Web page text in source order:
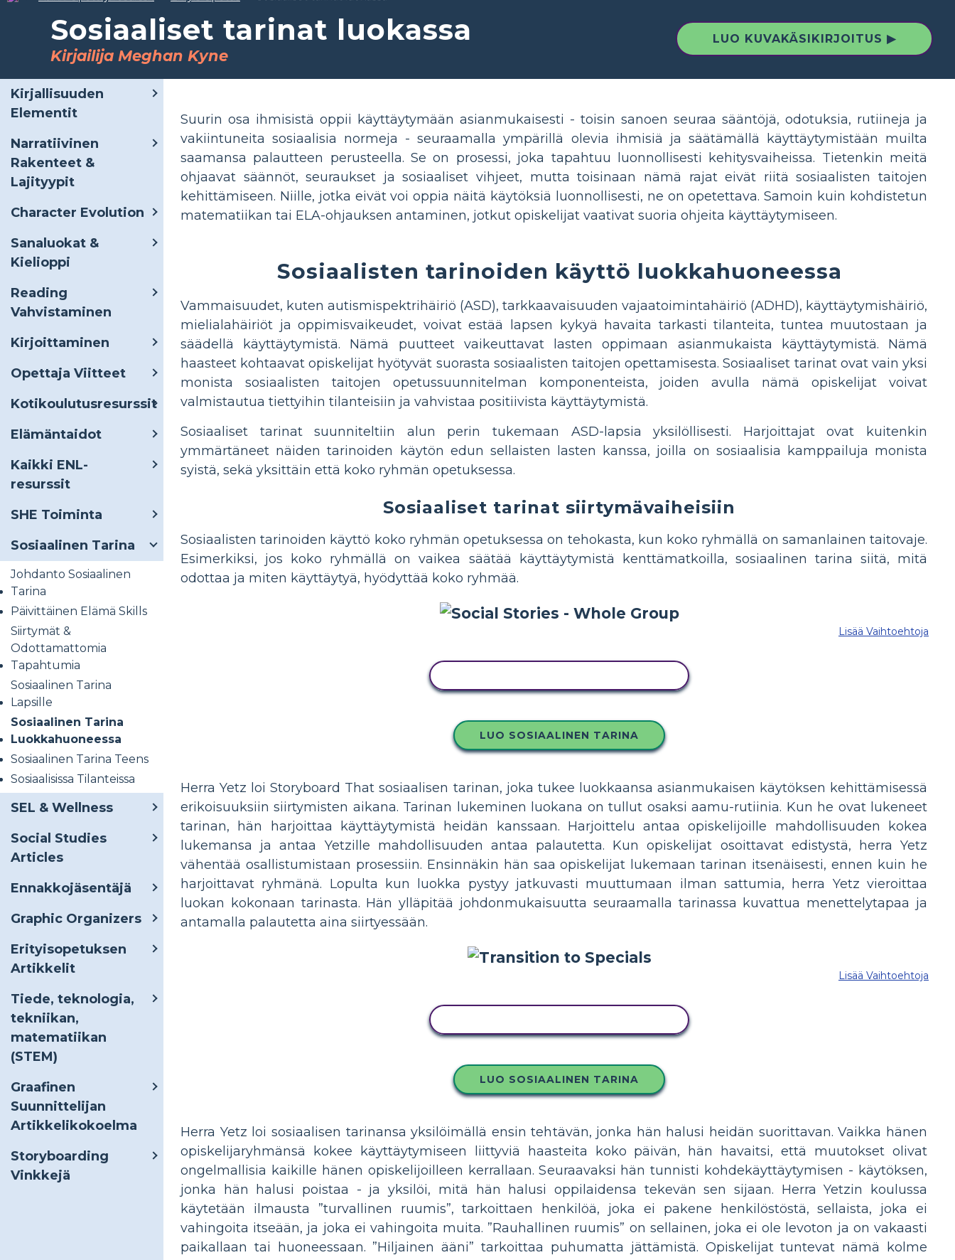
Sosiaaliset tarinat luokassa
Kirjailija Meghan Kyne
LUO KUVAKÄSIKIRJOITUS ▶
Kirjallisuuden
Elementit
Narratiivinen
Rakenteet &
Lajityypit
Character Evolution
Sanaluokat &
Kielioppi
Reading
Vahvistaminen
Kirjoittaminen
Opettaja Viitteet
Kotikoulutusresurssit
Elämäntaidot
Kaikki ENL-
resurssit
SHE Toiminta
Sosiaalinen Tarina
Johdanto Sosiaalinen
Tarina
Päivittäinen Elämä Skills
Siirtymät &
Odottamattomia
Tapahtumia
Sosiaalinen Tarina
Lapsille
Sosiaalinen Tarina
Luokkahuoneessa
Sosiaalinen Tarina Teens
Sosiaalisissa Tilanteissa
SEL & Wellness
Social Studies
Articles
Ennakkojäsentäjä
Graphic Organizers
Erityisopetuksen
Artikkelit
Tiede, teknologia,
tekniikan,
matematiikan
(STEM)
Graafinen
Suunnittelijan
Artikkelikokoelma
Storyboarding
Vinkkejä
Suurin osa ihmisistä oppii käyttäytymään asianmukaisesti - toisin sanoen seuraa sääntöjä, odotuksia, rutiineja ja
vakiintuneita sosiaalisia normeja - seuraamalla ympärillä olevia ihmisiä ja säätämällä käyttäytymistään muilta
saamansa palautteen perusteella. Se on prosessi, joka tapahtuu luonnollisesti kehitysvaiheissa. Tietenkin meitä
ohjaavat säännöt, seuraukset ja sosiaaliset vihjeet, mutta toisinaan nämä rajat eivät riitä sosiaalisten taitojen
kehittämiseen. Niille, jotka eivät voi oppia näitä käytöksiä luonnollisesti, ne on opetettava. Samoin kuin kohdistetun
matematiikan tai ELA-ohjauksen antaminen, jotkut opiskelijat vaativat suoria ohjeita käyttäytymiseen.
Sosiaalisten tarinoiden käyttö luokkahuoneessa
Vammaisuudet, kuten autismispektrihäiriö (ASD), tarkkaavaisuuden vajaatoimintahäiriö (ADHD), käyttäytymishäiriö,
mielialahäiriöt ja oppimisvaikeudet, voivat estää lapsen kykyä havaita tarkasti tilanteita, tuntea muutostaan ja
säädellä käyttäytymistä. Nämä puutteet vaikeuttavat lasten oppimaan asianmukaista käyttäytymistä. Nämä
haasteet kohtaavat opiskelijat hyötyvät suorasta sosiaalisten taitojen opettamisesta. Sosiaaliset tarinat ovat vain yksi
monista sosiaalisten taitojen opetussuunnitelman komponenteista, joiden avulla nämä opiskelijat voivat
valmistautua tiettyihin tilanteisiin ja vahvistaa positiivista käyttäytymistä.
Sosiaaliset tarinat suunniteltiin alun perin tukemaan ASD-lapsia yksilöllisesti. Harjoittajat ovat kuitenkin
ymmärtäneet näiden tarinoiden käytön edun sellaisten lasten kanssa, joilla on sosiaalisia kamppailuja monista
syistä, sekä yksittäin että koko ryhmän opetuksessa.
Sosiaaliset tarinat siirtymävaiheisiin
Sosiaalisten tarinoiden käyttö koko ryhmän opetuksessa on tehokasta, kun koko ryhmällä on samanlainen taitovaje.
Esimerkiksi, jos koko ryhmällä on vaikea säätää käyttäytymistä kenttämatkoilla, sosiaalinen tarina siitä, mitä
odottaa ja miten käyttäytyä, hyödyttää koko ryhmää.
Lisää Vaihtoehtoja
LUO SOSIAALINEN TARINA
Herra Yetz loi Storyboard That sosiaalisen tarinan, joka tukee luokkaansa asianmukaisen käytöksen kehittämisessä
erikoisuuksiin siirtymisten aikana. Tarinan lukeminen luokana on tullut osaksi aamu-rutiinia. Kun he ovat lukeneet
tarinan, hän harjoittaa käyttäytymistä heidän kanssaan. Harjoittelu antaa opiskelijoille mahdollisuuden kokea
lukemansa ja antaa Yetzille mahdollisuuden antaa palautetta. Kun opiskelijat osoittavat edistystä, herra Yetz
vähentää osallistumistaan prosessiin. Ensinnäkin hän saa opiskelijat lukemaan tarinan itsenäisesti, ennen kuin he
harjoittavat ryhmänä. Lopulta kun luokka pystyy jatkuvasti muuttumaan ilman sattumia, herra Yetz vieroittaa
luokan kokonaan tarinasta. Hän ylläpitää johdonmukaisuutta seuraamalla tarinassa kuvattua menettelytapaa ja
antamalla palautetta aina siirtyessään.
Lisää Vaihtoehtoja
LUO SOSIAALINEN TARINA
Herra Yetz loi sosiaalisen tarinansa yksilöimällä ensin tehtävän, jonka hän halusi heidän suorittavan. Vaikka hänen
opiskelijaryhmänsä kokee käyttäytymiseen liittyviä haasteita koko päivän, hän havaitsi, että muutokset olivat
ongelmallisia kaikille hänen opiskelijoilleen kerrallaan. Seuraavaksi hän tunnisti kohdekäyttäytymisen - käytöksen,
jonka hän halusi poistaa - ja yksilöi, mitä hän halusi oppilaidensa tekevän sen sijaan. Herra Yetzin koulussa
käytetään ilmausta ”turvallinen ruumis”, tarkoittaen henkilöä, joka ei pakene henkilöstöstä, sellaista, joka ei
vahingoita itseään, ja joka ei vahingoita muita. ”Rauhallinen ruumis” on sellainen, joka ei ole levoton ja on vakaasti
paikallaan tai huoneessaan. ”Hiljainen ääni” tarkoittaa puhumatta jättämistä. Opiskelijat tuntevat nämä kolme